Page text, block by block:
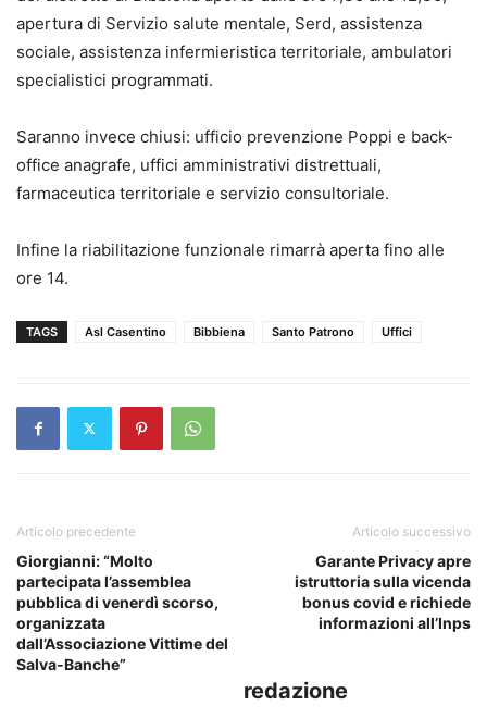
apertura di Servizio salute mentale, Serd, assistenza
sociale, assistenza infermieristica territoriale, ambulatori
specialistici programmati.
Saranno invece chiusi: ufficio prevenzione Poppi e back-
office anagrafe, uffici amministrativi distrettuali,
farmaceutica territoriale e servizio consultoriale.
Infine la riabilitazione funzionale rimarrà aperta fino alle
ore 14.
TAGS Asl Casentino Bibbiena Santo Patrono Uffici
Articolo precedente
Giorgianni: “Molto
partecipata l’assemblea
pubblica di venerdì scorso,
organizzata
dall’Associazione Vittime del
Salva-Banche”
Articolo successivo
Garante Privacy apre
istruttoria sulla vicenda
bonus covid e richiede
informazioni all’Inps
redazione